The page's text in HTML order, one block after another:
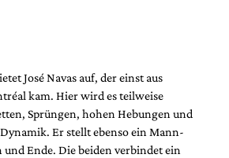
José Navas auf, der einst aus
kam. Hier wird es teilweise
Sprüngen, hohen Hebungen und
Er stellt ebenso ein Mann-
und Ende. Die beiden verbindet ein